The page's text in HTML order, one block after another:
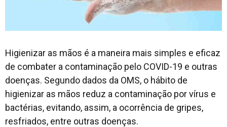
Higienizar as mãos é a maneira mais simples e eficaz
de combater a contaminação pelo COVID-19 e outras
doenças. Segundo dados da OMS, o hábito de
higienizar as mãos reduz a contaminação por vírus e
bactérias, evitando, assim, a ocorrência de gripes,
resfriados, entre outras doenças.